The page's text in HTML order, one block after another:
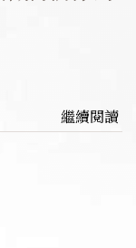
繼續閱讀